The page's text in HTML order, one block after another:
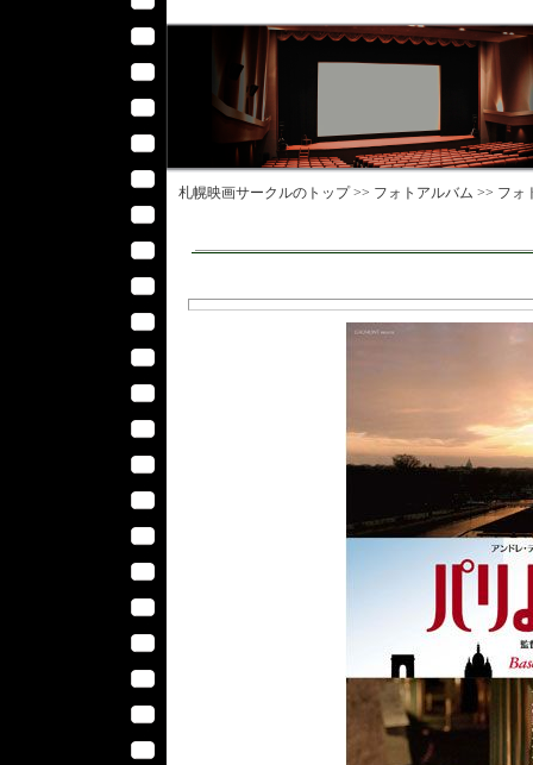
札幌映画サークルのトップ >> フォトアルバム >> フォ